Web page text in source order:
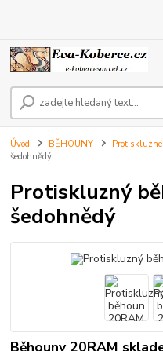
Úvod BĚHOUNY
šedohnědý
Protiskluzný
šedohnědý